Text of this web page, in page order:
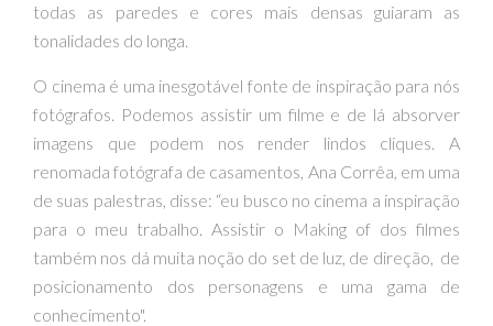
todas as paredes e cores mais densas guiaram as
tonalidades do longa.
O cinema é uma inesgotável fonte de inspiração para nós
fotógrafos. Podemos assistir um filme e de lá absorver
imagens que podem nos render lindos cliques. A
renomada fotógrafa de casamentos, Ana Corrêa, em uma
de suas palestras, disse: “eu busco no cinema a inspiração
para o meu trabalho. Assistir o Making of dos filmes
também nos dá muita noção do set de luz, de direção, de
posicionamento dos personagens e uma gama de
conhecimento".